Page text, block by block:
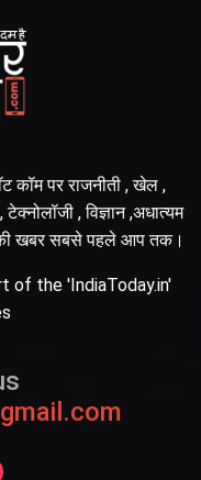
कॉम पर राजनीती , खेल ,
, विज्ञान ,अधात्यम
की खबर सबसे पहले आप तक।
of the 'IndiaToday.in'